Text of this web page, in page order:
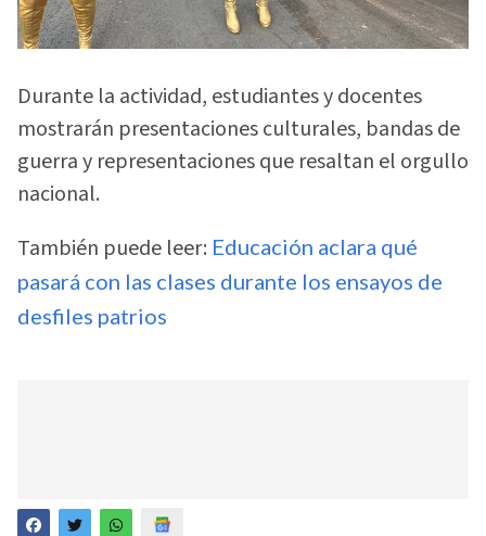
Durante la actividad, estudiantes y docentes
mostrarán presentaciones culturales, bandas de
guerra y representaciones que resaltan el orgullo
nacional.
También puede leer: Educación aclara qué
pasará con las clases durante los ensayos de
desfiles patrios